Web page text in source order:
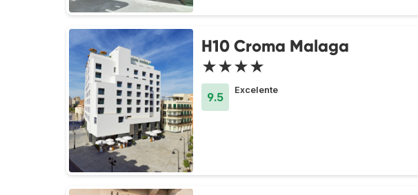
H10 Croma Malaga
★★★★
9.5
Excelente